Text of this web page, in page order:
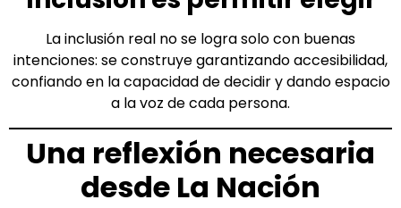
La inclusión real no se logra solo con buenas
intenciones: se construye garantizando accesibilidad,
confiando en la capacidad de decidir y dando espacio
a la voz de cada persona.
Una reflexión necesaria
desde La Nación